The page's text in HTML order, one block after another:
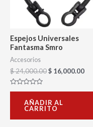
Espejos Universales
Fantasma Smro
Accesorios
$24,000.00$ 16,000.00
Valorado
AÑADIR AL
CARRITO